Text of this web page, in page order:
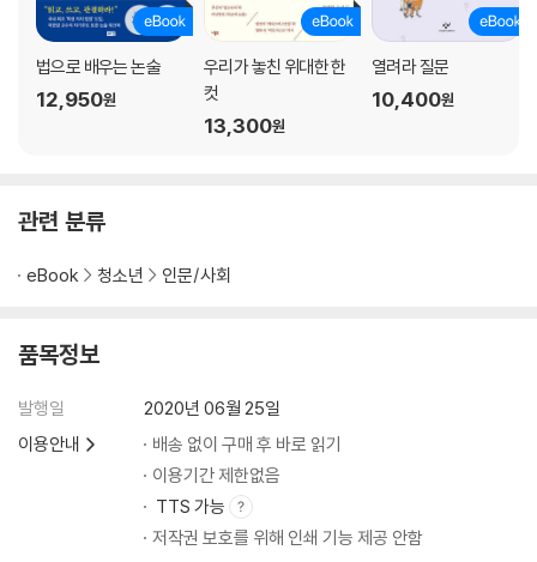
법으로 배우는 논술
12,950원
우리가 놓친 위대한 한
컷
13,300원
열려라 질문
10,400원
관련 분류
eBook 청소년 인문/사회
품목정보
발행일
2020년 06월 25일
이용안내
배송 없이 구매 후 바로 읽기
이용기간 제한없음
TTS 가능
저작권 보호를 위해 인쇄 기능 제공 안함